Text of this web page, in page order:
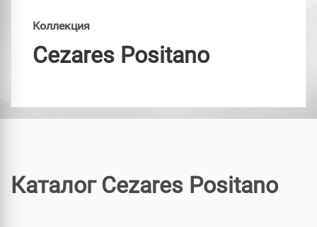
Коллекция
Cezares Positano
Каталог Cezares Positano